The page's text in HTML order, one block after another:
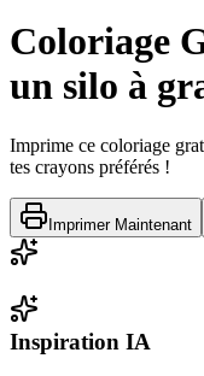
Coloriage
un silo à
Imprime ce coloriage
tes crayons préférés !
Imprimer Maintenant
Inspiration IA